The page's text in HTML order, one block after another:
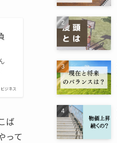
ジネス
ば
って